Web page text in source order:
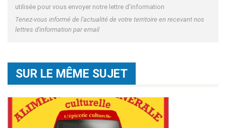
utilisée pour vous envoyer notre lettre d'information
Tenez-vous informé de l'actualité de votre territoire en recevant nos
lettres d'information par email
SUR LE MÊME SUJET